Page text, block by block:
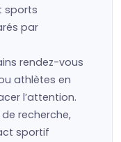
sports
par
rendez-vous
athlètes en
l’attention.
recherche,
sportif